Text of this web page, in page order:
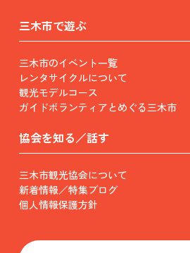
三木市で遊ぶ
三木市のイベント一覧
レンタサイクルについて
観光モデルコース
ガイドボランティアとめぐる三木市
協会を知る／話す
三木市観光協会について
新着情報／特集ブログ
個人情報保護方針